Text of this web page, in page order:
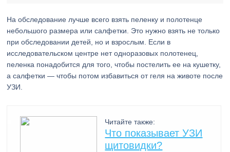
На обследование лучше всего взять пеленку и полотенце
небольшого размера или салфетки. Это нужно взять не только
при обследовании детей, но и взрослым. Если в
исследовательском центре нет одноразовых полотенец,
пеленка понадобится для того, чтобы постелить ее на кушетку,
а салфетки — чтобы потом избавиться от геля на животе после
УЗИ.
Читайте также:
Что показывает УЗИ
щитовидки?